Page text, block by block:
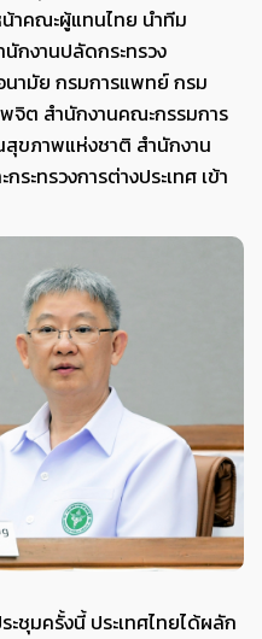
าคณะผู้แทนไทย นำทีม
กงานปลัดกระทรวง
ามัย กรมการแพทย์ กรม
จิต สำนักงานคณะกรรมการ
สุขภาพแห่งชาติ สำนักงาน
ะทรวงการต่างประเทศ เข้า
ะชุมครั้งนี้ ประเทศไทยได้ผลัก